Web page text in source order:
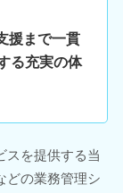
援まで一貫
る充実の体
スを提供する当
どの業務管理シ